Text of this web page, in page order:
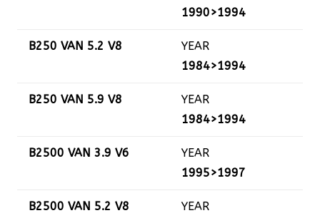
1990>1994
B250 VAN 5.2 V8
YEAR
1984>1994
B250 VAN 5.9 V8
YEAR
1984>1994
B2500 VAN 3.9 V6
YEAR
1995>1997
B2500 VAN 5.2 V8
YEAR